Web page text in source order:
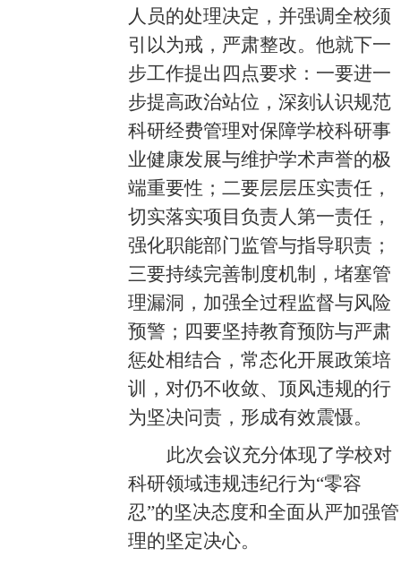
人员的处理决定，并强调全校须
引以为戒，严肃整改。他就下一
步工作提出四点要求：一要进一
步提高政治站位，深刻认识规范
科研经费管理对保障学校科研事
业健康发展与维护学术声誉的极
端重要性；二要层层压实责任，
切实落实项目负责人第一责任，
强化职能部门监管与指导职责；
三要持续完善制度机制，堵塞管
理漏洞，加强全过程监督与风险
预警；四要坚持教育预防与严肃
惩处相结合，常态化开展政策培
训，对仍不收敛、顶风违规的行
为坚决问责，形成有效震慑。
此次会议充分体现了学校对
科研领域违规违纪行为“零容
忍”的坚决态度和全面从严加强管
理的坚定决心。